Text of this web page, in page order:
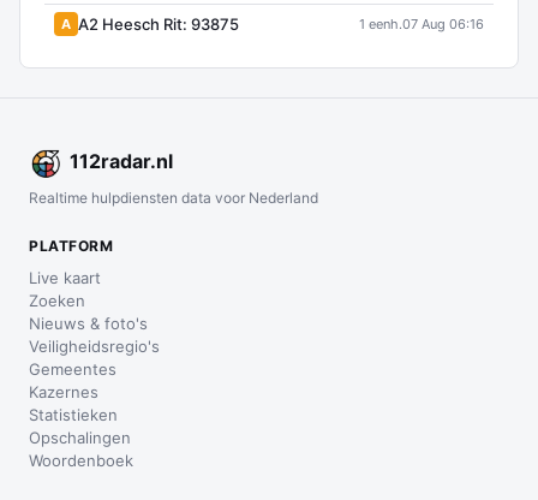
A A2 Heesch Rit: 93875 1 eenh.07 Aug 06:16
112radar.nl
Realtime hulpdiensten data voor Nederland
PLATFORM
Live kaart
Zoeken
Nieuws & foto's
Veiligheidsregio's
Gemeentes
Kazernes
Statistieken
Opschalingen
Woordenboek